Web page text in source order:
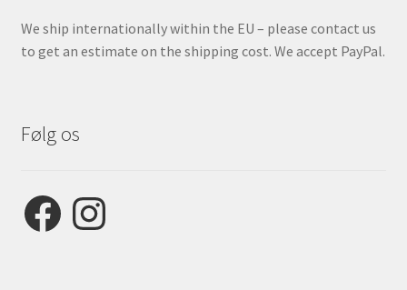
We ship internationally within the EU – please contact us
to get an estimate on the shipping cost. We accept PayPal.
Følg os
FacebookInstagram